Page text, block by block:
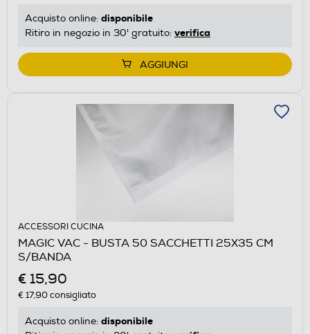
Acquisto online: disponibile
Ritiro in negozio in 30' gratuito: verifica
AGGIUNGI
ACCESSORI CUCINA
MAGIC VAC - BUSTA 50 SACCHETTI 25X35 CM
S/BANDA
€ 15,90
€ 17,90consigliato
Acquisto online: disponibile